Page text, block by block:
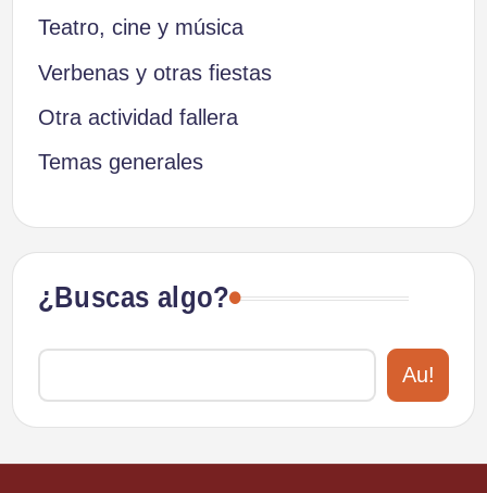
Teatro, cine y música
Verbenas y otras fiestas
Otra actividad fallera
Temas generales
¿Buscas algo?
Au!